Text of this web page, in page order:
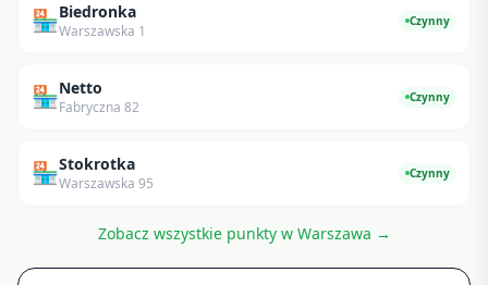
🏪Biedronka
Warszawska 1
Czynny
🏪Netto
Fabryczna 82
Czynny
🏪Stokrotka
Warszawska 95
Czynny
Zobacz wszystkie punkty w Warszawa →